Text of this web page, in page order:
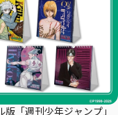
版「週刊少年ジャンプ」